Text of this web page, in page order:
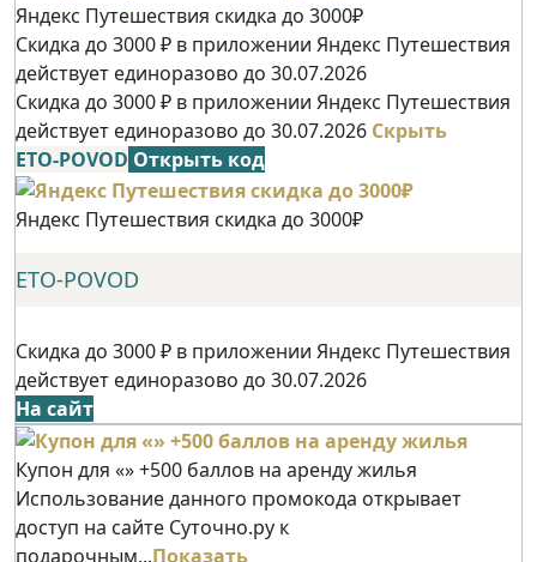
Яндекс Путешествия скидка до 3000₽
Скидка до 3000 ₽ в приложении Яндекс Путешествия
действует единоразово до 30.07.2026
Скидка до 3000 ₽ в приложении Яндекс Путешествия
действует единоразово до 30.07.2026 Скрыть
ETO-POVOD Открыть код
Яндекс Путешествия скидка до 3000₽
ETO-POVOD
Скидка до 3000 ₽ в приложении Яндекс Путешествия
действует единоразово до 30.07.2026
На сайт
Купон для «» +500 баллов на аренду жилья
Использование данного промокода открывает
доступ на сайте Суточно.ру к
подарочным...Показать